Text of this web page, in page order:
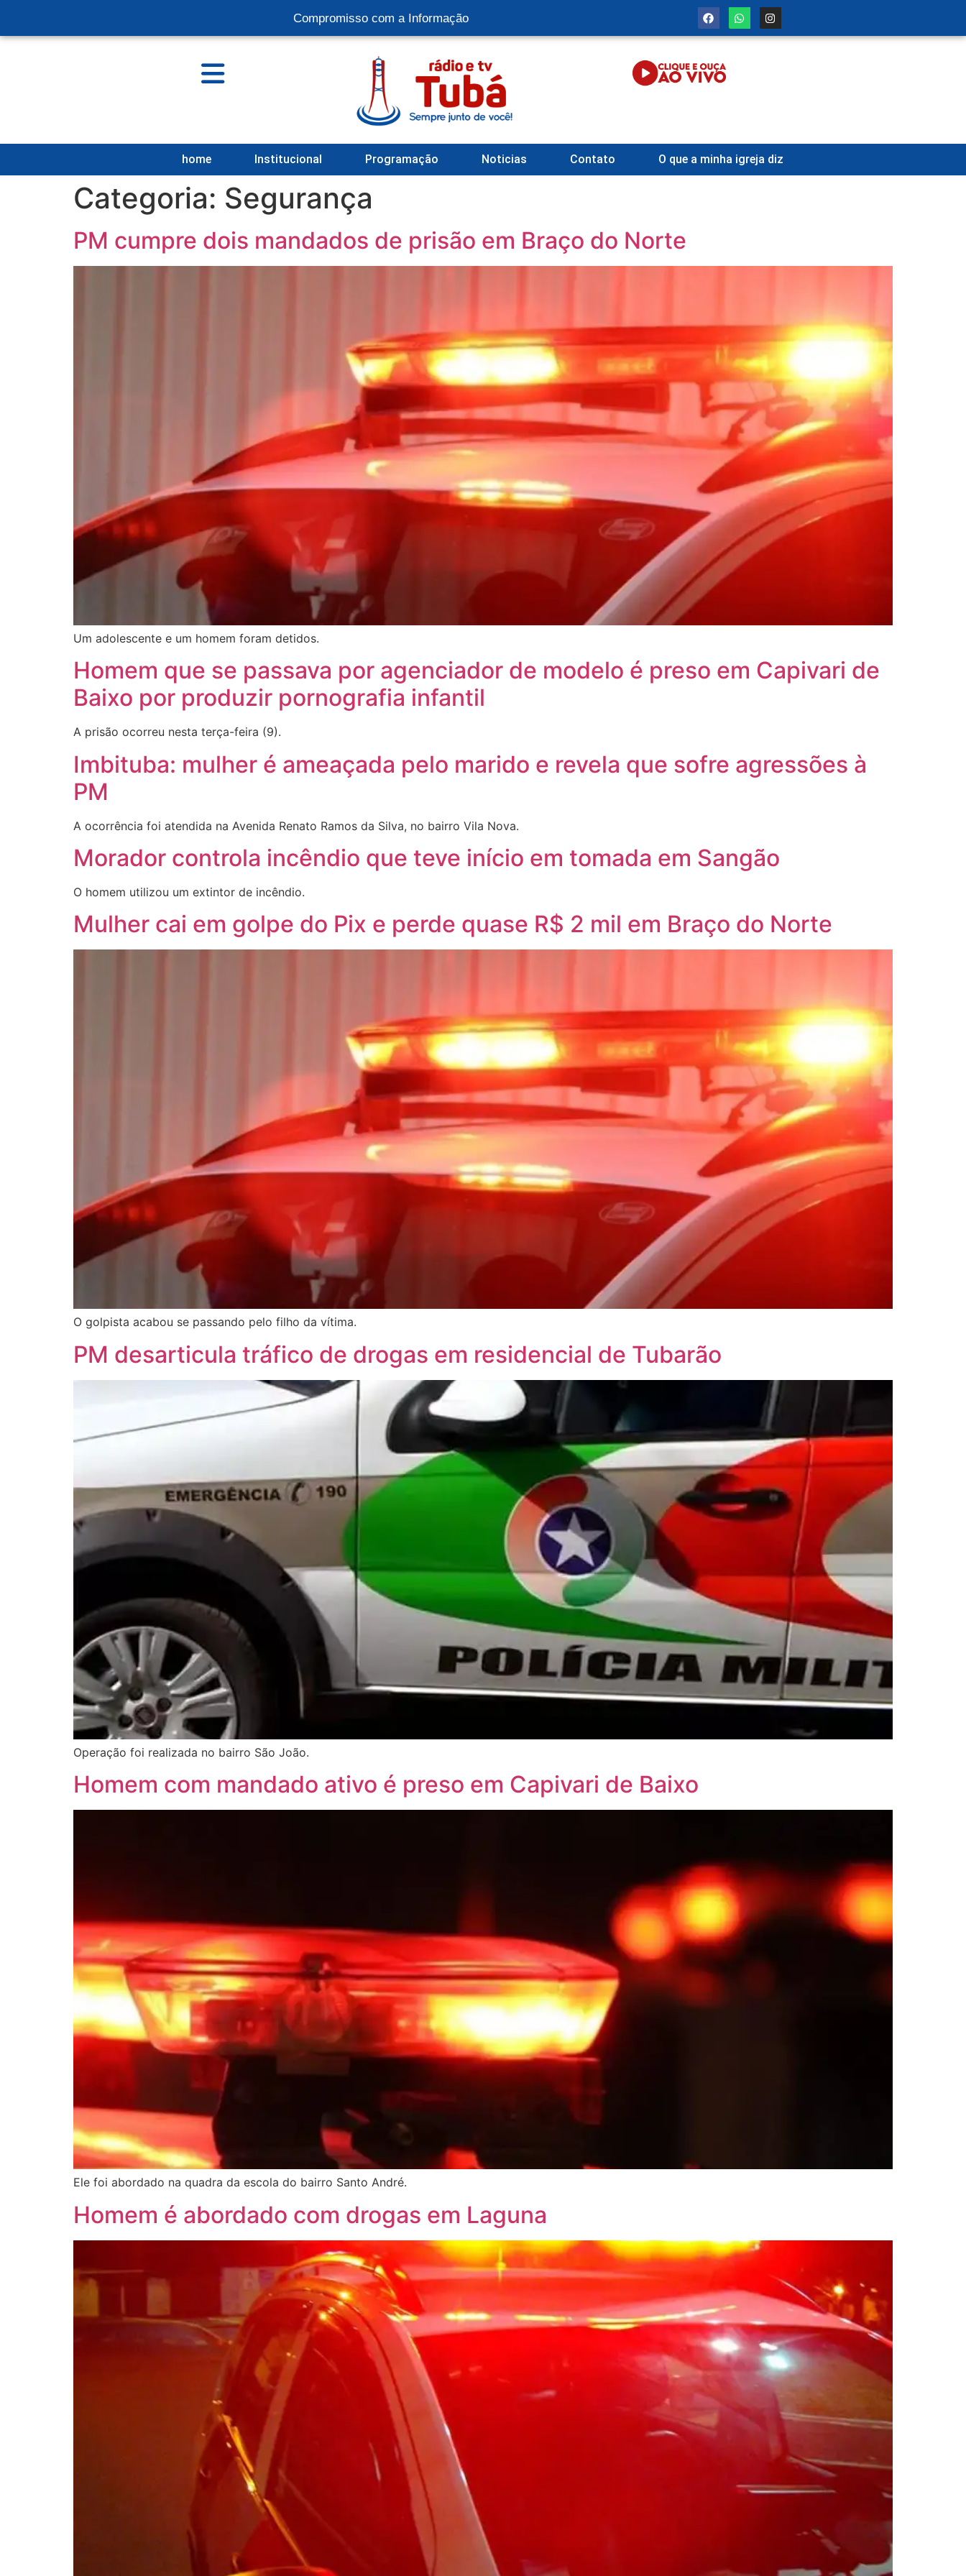
Compromisso com a Informação
home Institucional Programação Noticias Contato O que a minha igreja diz
Categoria: Segurança
PM cumpre dois mandados de prisão em Braço do Norte
Um adolescente e um homem foram detidos.
Homem que se passava por agenciador de modelo é preso em Capivari de
Baixo por produzir pornografia infantil
A prisão ocorreu nesta terça-feira (9).
Imbituba: mulher é ameaçada pelo marido e revela que sofre agressões à
PM
A ocorrência foi atendida na Avenida Renato Ramos da Silva, no bairro Vila Nova.
Morador controla incêndio que teve início em tomada em Sangão
O homem utilizou um extintor de incêndio.
Mulher cai em golpe do Pix e perde quase R$ 2 mil em Braço do Norte
O golpista acabou se passando pelo filho da vítima.
PM desarticula tráfico de drogas em residencial de Tubarão
Operação foi realizada no bairro São João.
Homem com mandado ativo é preso em Capivari de Baixo
Ele foi abordado na quadra da escola do bairro Santo André.
Homem é abordado com drogas em Laguna